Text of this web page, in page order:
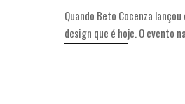
Quando Beto Cocenza
design que é hoje. O evento